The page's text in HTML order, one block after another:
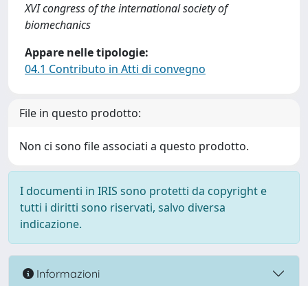
XVI congress of the international society of
biomechanics
Appare nelle tipologie:
04.1 Contributo in Atti di convegno
File in questo prodotto:
Non ci sono file associati a questo prodotto.
I documenti in IRIS sono protetti da copyright e
tutti i diritti sono riservati, salvo diversa
indicazione.
Informazioni